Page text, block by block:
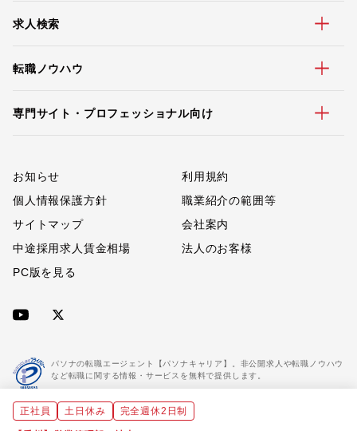
求人検索
転職ノウハウ
専門サイト・プロフェッショナル向け
お知らせ
利用規約
個人情報保護方針
職業紹介の範囲等
サイトマップ
会社案内
中途採用求人賃金相場
法人のお客様
PC版を見る
パソナの転職エージェント【パソナキャリア】。非公開求人や転職ノウハウ
など転職に関する情報・サービスを無料で提供します。
「パソナキャリア」は職業紹介優良事業者に認定されています。
正社員 土日休み 完全週休2日制